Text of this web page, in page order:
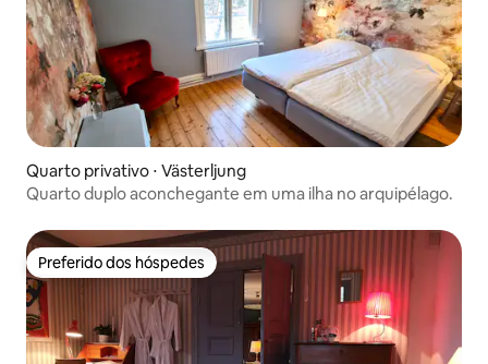
Quarto privativo ⋅ Västerljung
Quarto duplo aconchegante em uma ilha no arquipélago.
Preferido dos hóspedes
Preferido dos hóspedes